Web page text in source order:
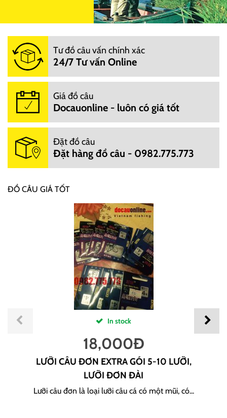
Tư đồ câu vấn chính xác
24/7 Tư vấn Online
Giá đồ câu
Docauonline - luôn có giá tốt
Đặt đồ câu
Đặt hàng đồ câu - 0982.775.773
ĐỒ CÂU GIÁ TỐT
In stock
18,000Đ
LƯỠI CÂU ĐƠN EXTRA GÓI 5-10 LƯỠI,
LƯỠI ĐƠN ĐÀI
Lưỡi câu đơn là loại lưỡi câu cá có một mũi, có...